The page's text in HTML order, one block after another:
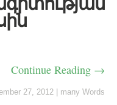
Continue Reading →
27, 2012 many Words